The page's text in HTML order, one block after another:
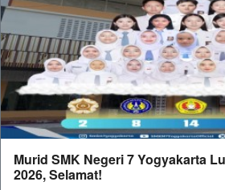
Murid SMK Negeri 7 Yogyakarta
2026, Selamat!